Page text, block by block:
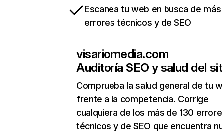
Escanea tu web en busca de
errores técnicos y de SEO
visariomedia.com
Auditoría SEO y salud del
Comprueba la salud general de tu
frente a la competencia. Corrige
cualquiera de los más de 130
técnicos y de SEO que encuentra